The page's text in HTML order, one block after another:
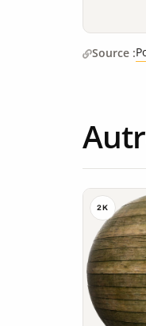
Source :
2K